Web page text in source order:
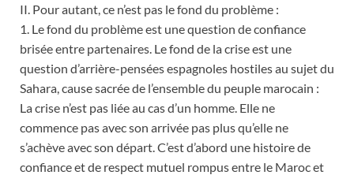
II. Pour autant, ce n’est pas le fond du problème :
1. Le fond du problème est une question de confiance
brisée entre partenaires. Le fond de la crise est une
question d’arrière-pensées espagnoles hostiles au sujet du
Sahara, cause sacrée de l’ensemble du peuple marocain :
La crise n’est pas liée au cas d’un homme. Elle ne
commence pas avec son arrivée pas plus qu’elle ne
s’achève avec son départ. C’est d’abord une histoire de
confiance et de respect mutuel rompus entre le Maroc et